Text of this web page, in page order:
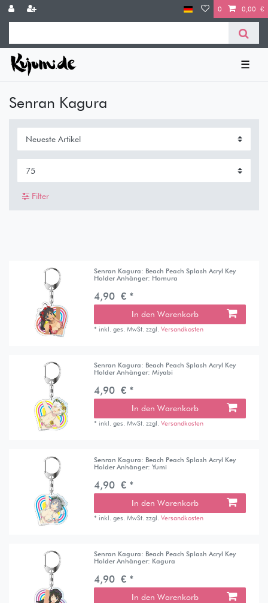
0 0,00 €
☰
Senran Kagura
Filter
Senran Kagura: Beach Peach Splash Acryl Key
Holder Anhänger: Homura
4,90 € *
In den Warenkorb
* inkl. ges. MwSt. zzgl.Versandkosten
Senran Kagura: Beach Peach Splash Acryl Key
Holder Anhänger: Miyabi
4,90 € *
In den Warenkorb
* inkl. ges. MwSt. zzgl.Versandkosten
Senran Kagura: Beach Peach Splash Acryl Key
Holder Anhänger: Yumi
4,90 € *
In den Warenkorb
* inkl. ges. MwSt. zzgl.Versandkosten
Senran Kagura: Beach Peach Splash Acryl Key
Holder Anhänger: Kagura
4,90 € *
In den Warenkorb